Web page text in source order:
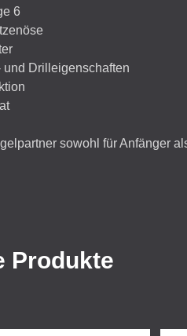
6
und Drilleigenschaften
sowohl für Anfänger
Produkte